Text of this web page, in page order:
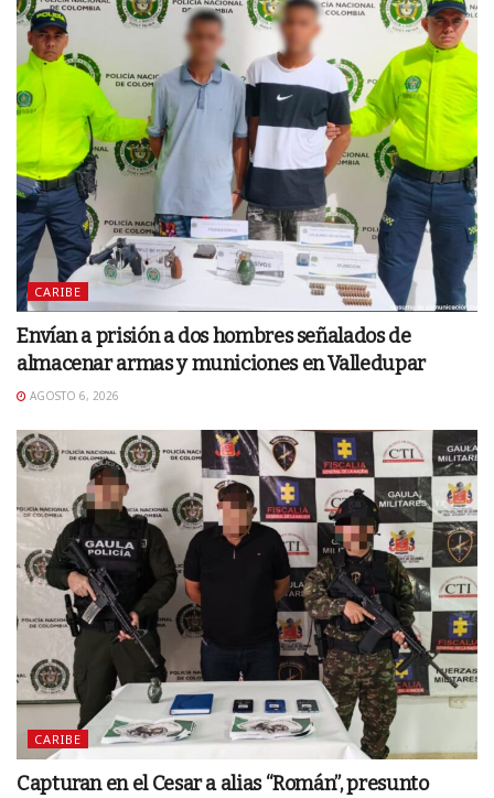
CARIBE
Envían a prisión a dos hombres señalados de
almacenar armas y municiones en Valledupar
AGOSTO 6, 2026
CARIBE
Capturan en el Cesar a alias “Román”, presunto